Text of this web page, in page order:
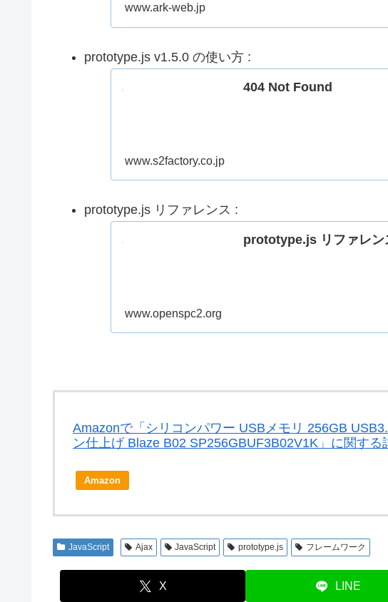
www.ark-web.jp
prototype.js v1.5.0 の使い方 :
404 Not Found
www.s2factory.co.jp
prototype.js リファレンス :
prototype.js リファレン
www.openspc2.org
Amazonで「シリコンパワー USBメモリ 256GB
ン仕上げ Blaze B02 SP256GBUF3B02V1K」に関する
Amazon
JavaScript Ajax JavaScript prototype.js フレームワーク
X LINE